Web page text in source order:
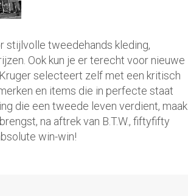
stijlvolle tweedehands kleding,
Ook kun je er terecht voor nieuwe
selecteert zelf met een kritisch
en items die in perfecte staat
die een tweede leven verdient, maak
na aftrek van B.T.W., fiftyfifty
win-win!